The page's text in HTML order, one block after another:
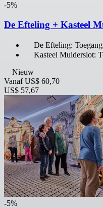
-5%
De Efteling + Kasteel
De Efteling:
Kasteel Muiderslot:
Nieuw
Vanaf US$ 60,70
US$ 57,67
-5%